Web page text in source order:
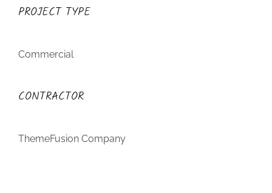
PROJECT TYPE
Commercial
CONTRACTOR
ThemeFusion Company